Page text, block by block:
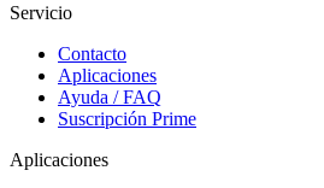
Servicio
Contacto
Aplicaciones
Ayuda / FAQ
Suscripción Prime
Aplicaciones